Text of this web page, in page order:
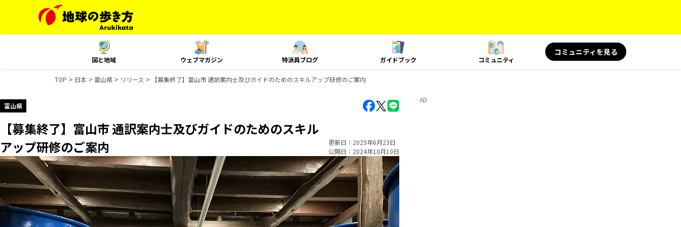
国と地域 ウェブマガジン 特派員ブログ ガイドブック コミュニティ
コミュニティを見る
TOP 日本 富山県 リリース 【募集終了】富山市 通訳案内士及びガイドのためのスキルアップ研修のご案内
富山県
【募集終了】富山市 通訳案内士及びガイドのためのスキル
アップ研修のご案内
更新日
2025年6月23日
公開日
2024年10月10日
AD